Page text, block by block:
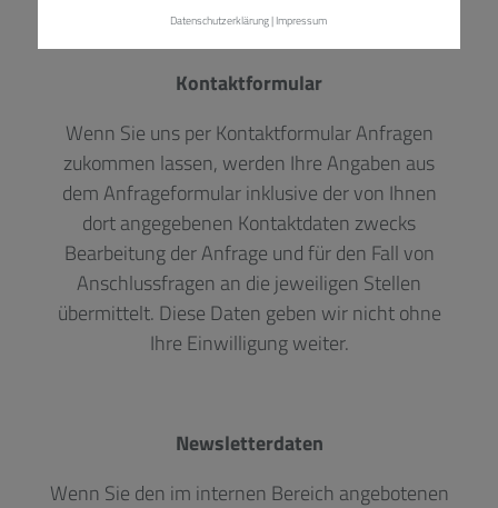
Kontaktformular
Wenn Sie uns per Kontaktformular Anfragen
zukommen lassen, werden Ihre Angaben aus
dem Anfrageformular inklusive der von Ihnen
dort angegebenen Kontaktdaten zwecks
Bearbeitung der Anfrage und für den Fall von
Anschlussfragen an die jeweiligen Stellen
übermittelt. Diese Daten geben wir nicht ohne
Ihre Einwilligung weiter.
Newsletterdaten
Wenn Sie den im internen Bereich angebotenen
Datenschutzerklärung|Impressum